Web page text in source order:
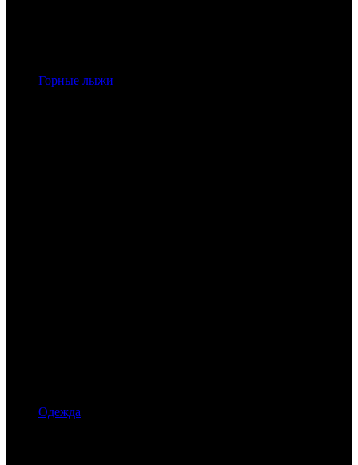
Горные лыжи
Одежда